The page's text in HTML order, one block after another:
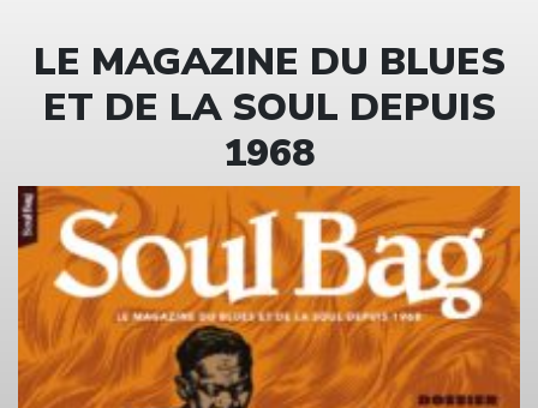
LE MAGAZINE DU BLUES
ET DE LA SOUL DEPUIS
1968